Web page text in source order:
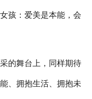
孩：爱美是本能，会
的舞台上，同样期待
、拥抱生活、拥抱未